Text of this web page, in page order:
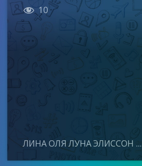
 10
ЛИНА ОЛЯ ЛУНА ЭЛИССОН ...